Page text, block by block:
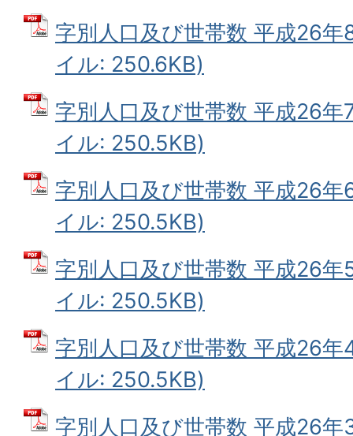
字別人口及び世帯数 平成26年
イル: 250.6KB)
字別人口及び世帯数 平成26年
イル: 250.5KB)
字別人口及び世帯数 平成26年
イル: 250.5KB)
字別人口及び世帯数 平成26年
イル: 250.5KB)
字別人口及び世帯数 平成26年
イル: 250.5KB)
字別人口及び世帯数 平成26年